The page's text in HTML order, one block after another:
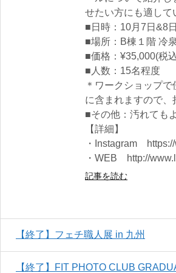
せたい方にも適して
■日時：10月7日&8
■場所：B棟１階 冷
■価格：¥35,000(税
■人数：15名程度
＊ワークショップ
に含まれますので
■その他：汚れても
【詳細】
・Instagram
・WEB http://
記事を読む
【終了】フェチ職人展 in 九州
【終了】FIT PHOTO CLUB